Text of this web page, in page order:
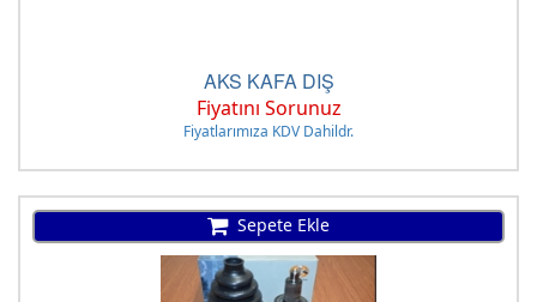
AKS KAFA DIŞ
Fiyatını Sorunuz
Fiyatlarımıza KDV Dahildr.
Sepete Ekle